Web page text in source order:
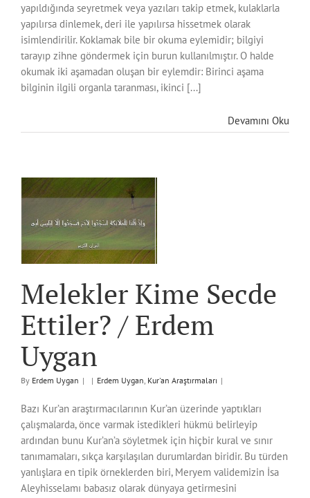
yapıldığında seyretmek veya yazıları takip etmek, kulaklarla
yapılırsa dinlemek, deri ile yapılırsa hissetmek olarak
isimlendirilir. Koklamak bile bir okuma eylemidir; bilgiyi
tarayıp zihne göndermek için burun kullanılmıştır. O halde
okumak iki aşamadan oluşan bir eylemdir: Birinci aşama
bilginin ilgili organla taranması, ikinci [...]
Devamını Oku
Melekler Kime Secde
Ettiler? / Erdem
Uygan
By Erdem Uygan | | Erdem Uygan Kur'an Araştırmaları |
Bazı Kur’an araştırmacılarının Kur’an üzerinde yaptıkları
çalışmalarda, önce varmak istedikleri hükmü belirleyip
ardından bunu Kur’an’a söyletmek için hiçbir kural ve sınır
tanımamaları, sıkça karşılaşılan durumlardan biridir. Bu türden
yanlışlara en tipik örneklerden biri, Meryem validemizin İsa
Aleyhisselamı babasız olarak dünyaya getirmesini